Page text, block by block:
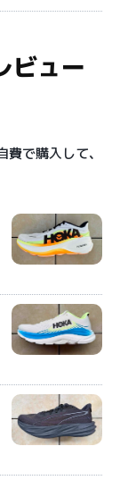
ビュー
で購入して、